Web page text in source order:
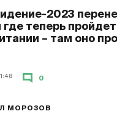
2023
где теперь
– там оно
МОРОЗОВ
0